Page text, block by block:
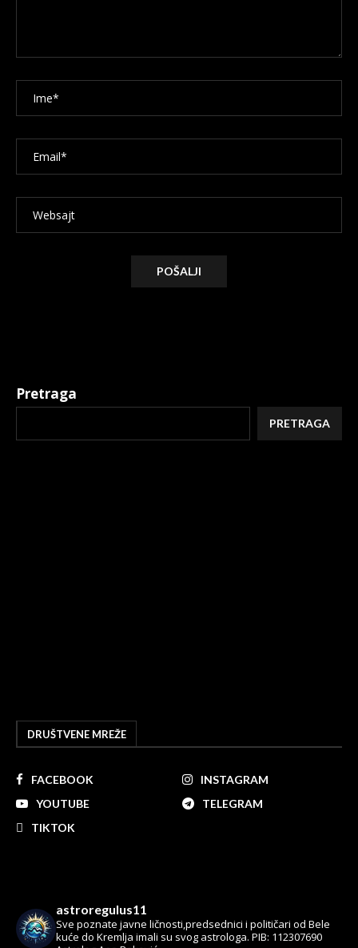
Pretraga
PRETRAGA
DRUŠTVENE MREŽE
FACEBOOK
INSTAGRAM
YOUTUBE
TELEGRAM
TIKTOK
astroregulus11
Sve poznate javne ličnosti,predsednici i političari od Bele
kuće do Kremlja imali su svog astrologa. PIB: 112307690